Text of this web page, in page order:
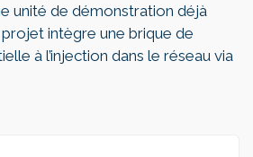
unité de démonstration déjà
intègre une brique de
à l’injection dans le réseau via